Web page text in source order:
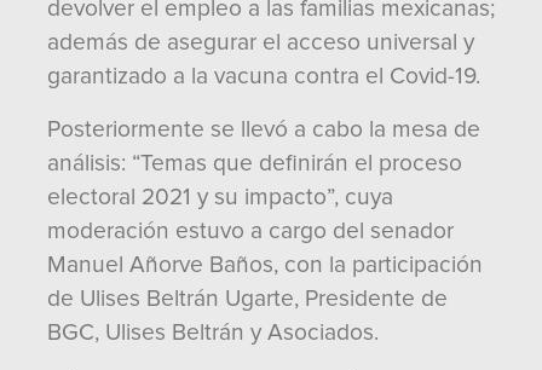
devolver el empleo a las familias mexicanas;
además de asegurar el acceso universal y
garantizado a la vacuna contra el Covid-19.
Posteriormente se llevó a cabo la mesa de
análisis: “Temas que definirán el proceso
electoral 2021 y su impacto”, cuya
moderación estuvo a cargo del senador
Manuel Añorve Baños, con la participación
de Ulises Beltrán Ugarte, Presidente de
BGC, Ulises Beltrán y Asociados.